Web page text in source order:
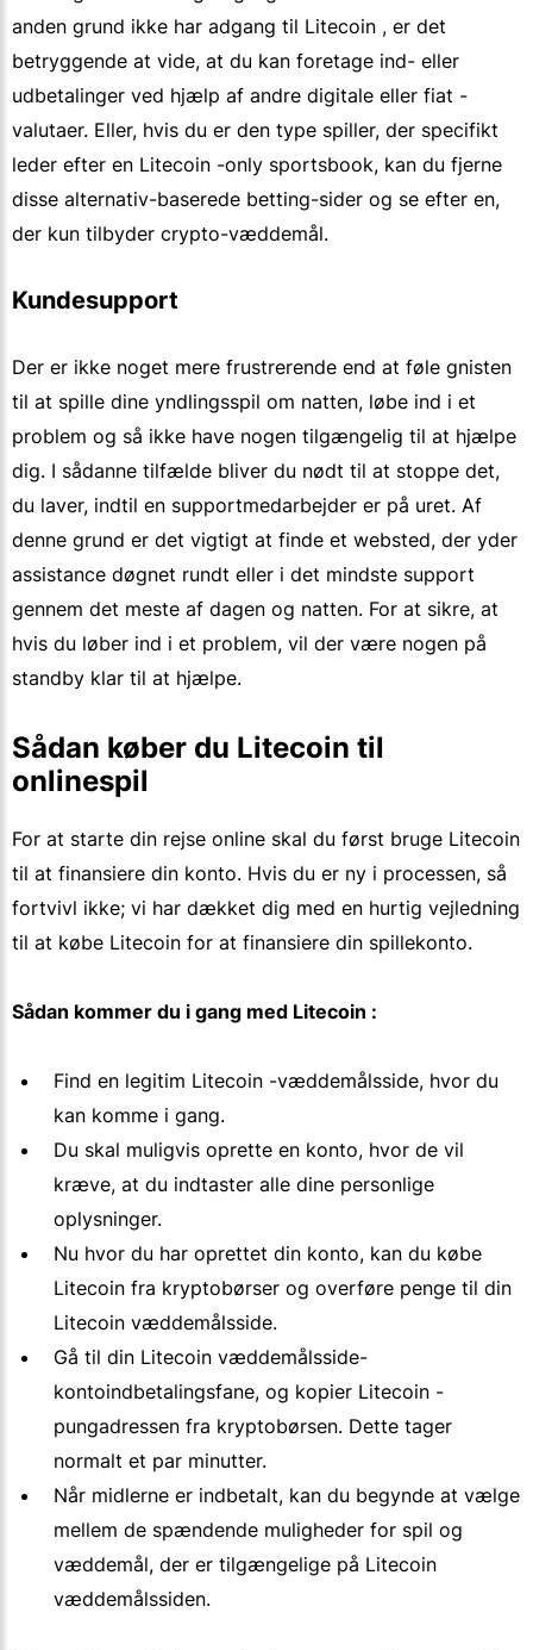
anden grund ikke har adgang til Litecoin , er det
betryggende at vide, at du kan foretage ind- eller
udbetalinger ved hjælp af andre digitale eller fiat -
valutaer. Eller, hvis du er den type spiller, der specifikt
leder efter en Litecoin -only sportsbook, kan du fjerne
disse alternativ-baserede betting-sider og se efter en,
der kun tilbyder crypto-væddemål.
Kundesupport
Der er ikke noget mere frustrerende end at føle gnisten
til at spille dine yndlingsspil om natten, løbe ind i et
problem og så ikke have nogen tilgængelig til at hjælpe
dig. I sådanne tilfælde bliver du nødt til at stoppe det,
du laver, indtil en supportmedarbejder er på uret. Af
denne grund er det vigtigt at finde et websted, der yder
assistance døgnet rundt eller i det mindste support
gennem det meste af dagen og natten. For at sikre, at
hvis du løber ind i et problem, vil der være nogen på
standby klar til at hjælpe.
Sådan køber du Litecoin til
onlinespil
For at starte din rejse online skal du først bruge Litecoin
til at finansiere din konto. Hvis du er ny i processen, så
fortvivl ikke; vi har dækket dig med en hurtig vejledning
til at købe Litecoin for at finansiere din spillekonto.
Sådan kommer du i gang med Litecoin :
Find en legitim Litecoin -væddemålsside, hvor du
kan komme i gang.
Du skal muligvis oprette en konto, hvor de vil
kræve, at du indtaster alle dine personlige
oplysninger.
Nu hvor du har oprettet din konto, kan du købe
Litecoin fra kryptobørser og overføre penge til din
Litecoin væddemålsside.
Gå til din Litecoin væddemålsside-
kontoindbetalingsfane, og kopier Litecoin -
pungadressen fra kryptobørsen. Dette tager
normalt et par minutter.
Når midlerne er indbetalt, kan du begynde at vælge
mellem de spændende muligheder for spil og
væddemål, der er tilgængelige på Litecoin
væddemålssiden.